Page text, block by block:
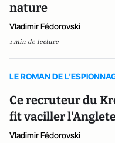
nature
Vladimir Fédorovski
1 min de lecture
LE ROMAN DE
Ce recruteur du
fit vaciller
Vladimir Fédorovski